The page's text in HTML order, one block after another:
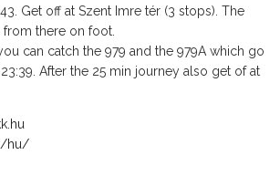
Get off at Szent Imre tér (3 stops). The
there on foot.
can catch the 979 and the 979A which go
After the 25 min journey also get of at
hu/